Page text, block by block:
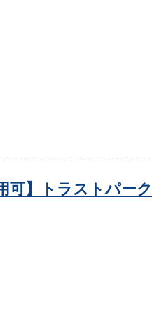
可】トラストパー